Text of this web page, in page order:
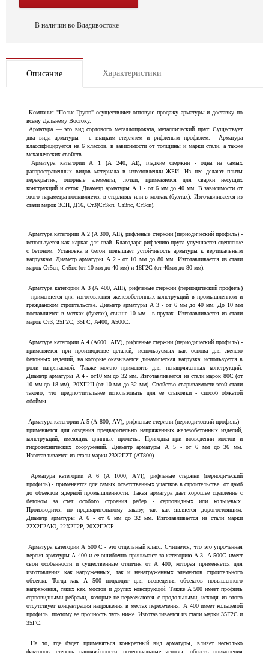
В наличии во Владивостоке
Описание Характеристики
Компания "Полис Групп" осуществляет оптовую продажу арматуры и доставку по
всему Дальнему Востоку.
Арматура — это вид сортового металлопроката, металлический прут. Существует
два вида арматуры - с гладким стержнем и рифленым профилем. Арматура
классифицируется на 6 классов, в зависимости от толщины и марки стали, а также
механических свойств.
Арматура категории А 1 (А 240, АI), гладкие стержни - одна из самых
распространенных видов материала в изготовлении ЖБИ. Из нее делают плиты
перекрытия, опорные элементы, лотки, применяется для сварки несущих
конструкций и сеток. Диаметр арматуры А 1 - от 6 мм до 40 мм. В зависимости от
этого параметра поставляется в стержнях или в мотках (бухтах). Изготавливается из
стали марок 3СП, Д16, Ст3(Ст3кп, Ст3пс, Ст3сп).
Арматура категории А 2 (А 300, АII), рифленые стержни (периодический профиль) -
используется как каркас для свай. Благодаря рифлению прута улучшается сцепление
с бетоном. Установка в бетон повышает устойчивость арматуры к вертикальным
нагрузкам. Диаметр арматуры А 2 - от 10 мм до 80 мм. Изготавливается из стали
марок Ст5сп, Ст5пс (от 10 мм до 40 мм) и 18Г2С (от 40мм до 80 мм).
Арматура категории А 3 (А 400, АIII), рифленые стержни (периодический профиль)
- применяется для изготовления железобетонных конструкций в промышленном и
гражданском строительстве. Диаметр арматуры А 3 - от 6 мм до 40 мм. До 10 мм
поставляется в мотках (бухтах), свыше 10 мм - в прутах. Изготавливается из стали
марок Ст3, 25Г2С, 35ГС, А400, А500С.
Арматура категории А 4 (А600, АIV), рифленые стержни (периодический профиль) -
применяется при производстве деталей, используемых как основа для железо
бетонных изделий, на которые оказывается динамическая нагрузка; используется в
роли напрягаемой. Также можно применять для ненапряженных конструкций.
Диаметр арматуры А 4 - от10 мм до 32 мм. Изготавливается из стали марок 80С (от
10 мм до 18 мм), 20ХГ2Ц (от 10 мм до 32 мм). Свойство свариваемости этой стали
таково, что предпочтительнее использовать для ее стыковки - способ обжатой
обоймы.
Арматура категории А 5 (А 800, АV), рифленые стержни (периодический профиль) -
применяется для создания предварительно напряженных железобетонных изделий,
конструкций, имеющих длинные пролеты. Пригодна при возведении мостов и
гидротехнических сооружений. Диаметр арматуры А 5 - от 6 мм до 36 мм.
Изготавливается из стали марки 23Х2Г2Т (АТ800).
Арматура категории А 6 (А 1000, АVI), рифленые стержни (периодический
профиль) - применяется для самых ответственных участков в строительстве, от дамб
до объектов ядерной промышленности. Такая арматура дает хорошее сцепление с
бетоном за счет особого строения ребер - серповидных или кольцевых.
Производится по предварительному заказу, так как является дорогостоящим.
Диаметр арматуры А 6 - от 6 мм до 32 мм. Изготавливается из стали марки
22Х2Г2АЮ, 22Х2Г2Р, 20Х2Г2СР.
Арматура категории А 500 С - это отдельный класс. Считается, что это упроченная
версия арматуры А 400 и ее ошибочно принимают за категорию А 3. А 500С имеет
свои особенности и существенные отличия от А 400, которая применяется для
изготовления как нагруженных, так и ненагруженных элементов строительного
объекта. Тогда как А 500 подходит для возведения объектов повышенного
напряжения, таких как, мостов и других конструкций. Также А 500 имеет профиль
серповидными ребрами, которые не пересекаются с продольными, исходя из этого
отсутствует концентрация напряжения в местах пересечения. А 400 имеет кольцевой
профиль, поэтому ее прочность чуть ниже. Изготавливается из стали марки 35Г2С и
35ГС.
На то, где будет применяться конкретный вид арматуры, влияет несколько
факторов: степень напряжённости, потенциальные угрозы, область применения